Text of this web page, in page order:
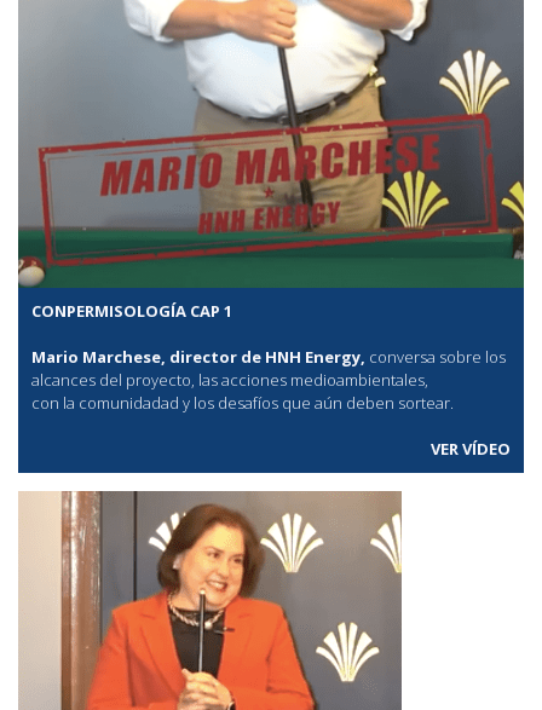
CONPERMISOLOGÍA CAP 1
Mario Marchese, director de HNH Energy, conversa sobre los
alcances del proyecto, las acciones medioambientales,
con la comunidadad y los desafíos que aún deben sortear.
VER VÍDEO